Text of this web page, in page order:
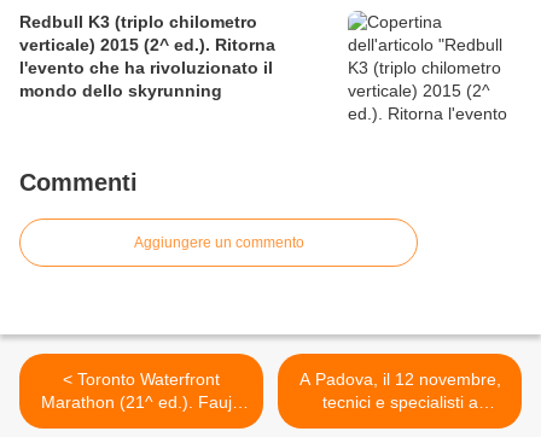
Redbull K3 (triplo chilometro
verticale) 2015 (2^ ed.). Ritorna
l'evento che ha rivoluzionato il
mondo dello skyrunning
Commenti
Aggiungere un commento
< Toronto Waterfront
Marathon (21^ ed.). Fauja
Singh, il maratoneta
A Padova, il 12 novembre,
tecnici e specialisti a
confronto sui grandi temi